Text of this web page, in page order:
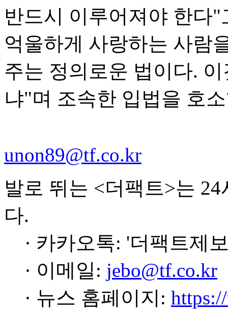
반드시 이루어져야 한다
억울하게 사랑하는 사람
주는 정의로운 법이다.
냐"며 조속한 입법을 호
unon89@tf.co.kr
발로 뛰는 <더팩트>는
다.
· 카카오톡: '더팩트제
· 이메일: jebo@tf.co.kr
· 뉴스 홈페이지: